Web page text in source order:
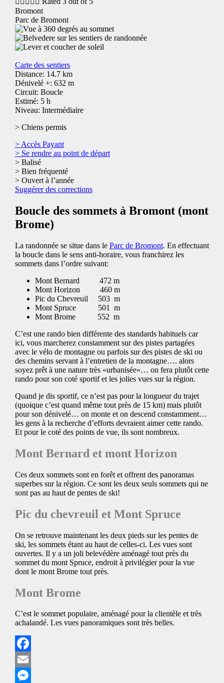
Bromont
Parc de Bromont
Carte des sentiers
Distance: 14.7 km
Dénivelé +: 632 m
Circuit: Boucle
Estimé: 5 h
Niveau: Intermédiaire
> Chiens permis
> Accès Payant
> Se rendre au point de départ
> Balisé
> Bien fréquenté
> Ouvert à l’année
Suggérer des corrections
Boucle des sommets à Bromont (mont
Brome)
La randonnée se situe dans le Parc de Bromont. En effectuant
la boucle dans le sens anti-horaire, vous franchirez les
sommets dans l’ordre suivant:
Mont Bernard 472 m
Mont Horizon 460 m
Pic du Chevreuil 503 m
Mont Spruce 501 m
Mont Brome 552 m
C’est une rando bien différente des standards habituels car
ici, vous marcherez constamment sur des pistes partagées
avec le vélo de montagne ou parfois sur des pistes de ski ou
des chemins servant à l’entretien de la montagne…. alors
soyez prêt à une nature très «urbanisée»… on fera plutôt cette
rando pour son coté sportif et les jolies vues sur la région.
Quand je dis sportif, ce n’est pas pour la longueur du trajet
(quoique c’est quand même tout près de 15 km) mais plutôt
pour son dénivelé… on monte et on descend constamment…
les gens à la recherche d’efforts devraient aimer cette rando.
Et pour le coté des points de vue, ils sont nombreux.
Mont Bernard et mont Horizon
Ces deux sommets sont en forêt et offrent des panoramas
superbes sur la région. Ce sont les deux seuls sommets qui ne
sont pas au haut de pentes de ski!
Pic du chevreuil et Mont Spruce
On se retrouve maintenant les deux pieds sur les pentes de
ski, les sommets étant au haut de celles-ci. Les vues sont
ouvertes. Il y a un joli belevédère aménagé tout près du
sommet du mont Spruce, endroit à privilégier pour la vue
dont le mont Brome tout près.
Mont Brome
C’est le sommet populaire, aménagé pour la clientèle et très
achalandé. Les vues panoramiques sont très belles.
Facebook
Email